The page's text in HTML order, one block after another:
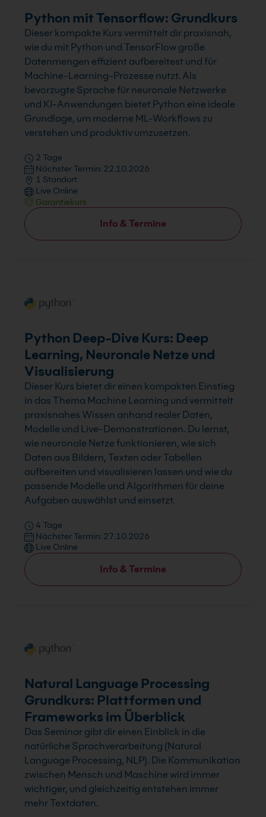
Python mit Tensorflow: Grundkurs
Dieser kompakte Kurs vermittelt dir praxisnah,
wie du mit Python und TensorFlow große
Datenmengen effizient aufbereitest und für
Machine-Learning-Prozesse nutzt. Als
bevorzugte Sprache für neuronale Netzwerke
und KI-Anwendungen bietet Python eine ideale
Grundlage, um moderne ML-Workflows zu
verstehen und produktiv umzusetzen.
2 Tage
Nächster Termin: 22.10.2026
1 Standort
Live Online
Garantiekurs
Info & Termine
Python Deep-Dive Kurs: Deep
Learning, Neuronale Netze und
Visualisierung
Dieser Kurs bietet dir einen kompakten Einstieg
in das Thema Machine Learning und vermittelt
praxisnahes Wissen anhand realer Daten,
Modelle und Live-Demonstrationen. Du lernst,
wie neuronale Netze funktionieren, wie sich
Daten aus Bildern, Texten oder Tabellen
aufbereiten und visualisieren lassen und wie du
passende Modelle und Algorithmen für deine
Aufgaben auswählst und einsetzt.
4 Tage
Nächster Termin: 27.10.2026
Live Online
Info & Termine
Natural Language Processing
Grundkurs: Plattformen und
Frameworks im Überblick
Das Seminar gibt dir einen Einblick in die
natürliche Sprachverarbeitung (Natural
Language Processing, NLP). Die Kommunikation
zwischen Mensch und Maschine wird immer
wichtiger, und gleichzeitig entstehen immer
mehr Textdaten.